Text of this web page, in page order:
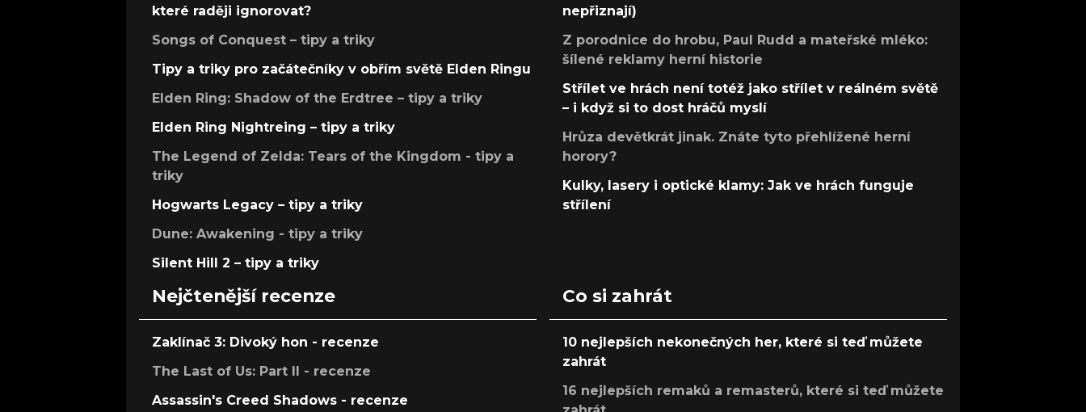
které raději ignorovat?
Songs of Conquest – tipy a triky
Tipy a triky pro začátečníky v obřím světě Elden Ringu
Elden Ring: Shadow of the Erdtree – tipy a triky
Elden Ring Nightreing – tipy a triky
The Legend of Zelda: Tears of the Kingdom - tipy a
triky
Hogwarts Legacy – tipy a triky
Dune: Awakening - tipy a triky
Silent Hill 2 – tipy a triky
nepřiznají)
Z porodnice do hrobu, Paul Rudd a mateřské mléko:
šílené reklamy herní historie
Střílet ve hrách není totéž jako střílet v reálném světě
– i když si to dost hráčů myslí
Hrůza devětkrát jinak. Znáte tyto přehlížené herní
horory?
Kulky, lasery i optické klamy: Jak ve hrách funguje
střílení
Nejčtenější recenze
Zaklínač 3: Divoký hon - recenze
The Last of Us: Part II - recenze
Assassin's Creed Shadows - recenze
Co si zahrát
10 nejlepších nekonečných her, které si teď můžete
zahrát
16 nejlepších remaků a remasterů, které si teď můžete